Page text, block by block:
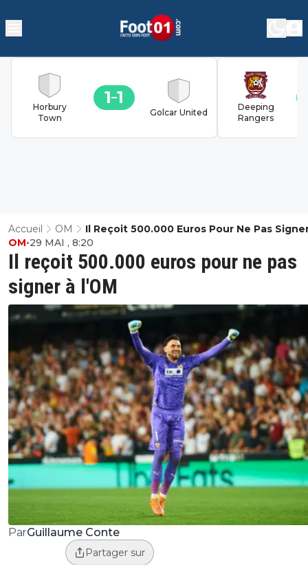
Horbury
Town
1 1
Golcar United
Deeping
Rangers
Accueil OM
Il Reçoit 500.000 Euros Pour Ne Pas
L'OM
Il reçoit 500.000 euros pour ne pas
signer à l'OM
OM•29 MAI , 8:20
ParGuillaume Conte
Partager sur